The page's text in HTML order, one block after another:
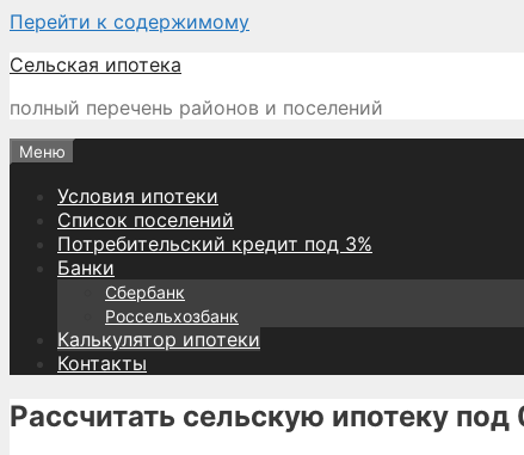
Перейти к содержимому
Сельская ипотека
полный перечень районов и поселений
Меню
Условия ипотеки
Список поселений
Потребительский кредит под 3%
Банки
Сбербанк
Россельхозбанк
Калькулятор ипотеки
Контакты
Рассчитать сельскую ипотеку под